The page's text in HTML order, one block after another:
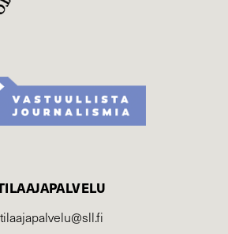
tilaajapalvelu@sll.fi